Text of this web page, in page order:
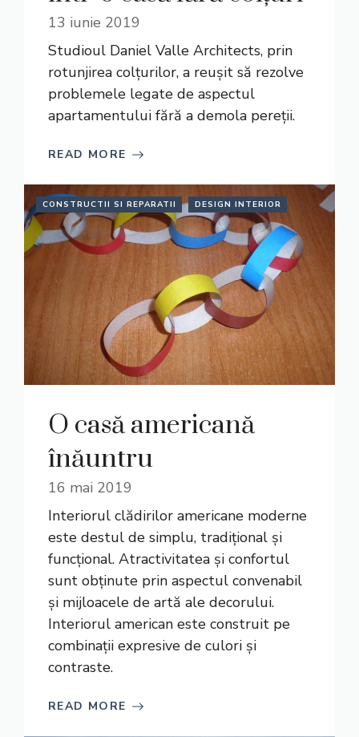
13 iunie 2019
Studioul Daniel Valle Architects, prin
rotunjirea colțurilor, a reușit să rezolve
problemele legate de aspectul
apartamentului fără a demola pereții.
READ MORE
CONSTRUCTII SI REPARATII DESIGN INTERIOR
O casă americană
înăuntru
16 mai 2019
Interiorul clădirilor americane moderne
este destul de simplu, tradițional și
funcțional. Atractivitatea și confortul
sunt obținute prin aspectul convenabil
și mijloacele de artă ale decorului.
Interiorul american este construit pe
combinații expresive de culori și
contraste.
READ MORE